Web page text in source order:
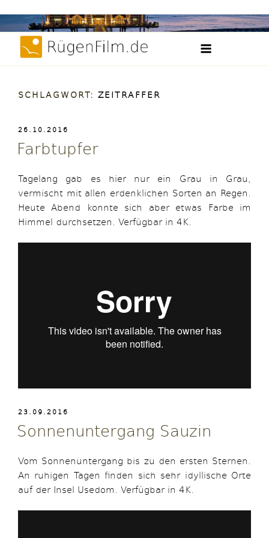
Weiter
zum
Inhalt
Filme, Videos und Zeitraffer der Insel Rügen
SCHLAGWORT: ZEITRAFFER
VERÖFFENTLICHT
26.10.2016
Farbtupfer
Tagelang gab es hier nur ein Grau in Grau,
vermischt mit allen erdenklichen Sorten an Regen.
Heute Abend konnte sich aber etwas Farbe im
Himmel durchsetzen. Verfügbar in 4K.
VERÖFFENTLICHT
23.09.2016
Sonnenuntergang Sauzin
Vom Sonnenuntergang bis zu den ersten Sternen.
An ruhigen Tagen finden sich sehr idyllische Orte
auf der Insel Usedom. Verfügbar in 4K.